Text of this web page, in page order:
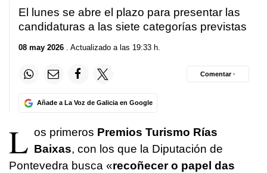
El lunes se abre el plazo para presentar las
candidaturas a las siete categorías previstas
08 may 2026 . Actualizado a las 19:33 h.
Añade a La Voz de Galicia en Google
Comentar ·
L os primeros Premios Turismo Rías
Baixas, con los que la Diputación de
Pontevedra busca «recoñecer o papel das